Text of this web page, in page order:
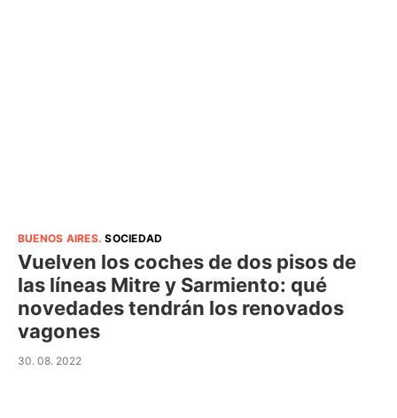
BUENOS AIRES.SOCIEDAD
Vuelven los coches de dos pisos de
las líneas Mitre y Sarmiento: qué
novedades tendrán los renovados
vagones
30. 08. 2022